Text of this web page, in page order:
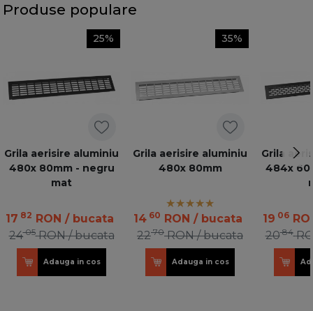
Produse populare
25%
Grila aerisire aluminiu
480x 80mm - negru
mat
17 82 RON / bucata
2405 RON / bucata
Adauga in cos
35%
Grila aerisire aluminiu
480x 80mm
14 60 RON / bucata
2270 RON / bucata
Adauga in cos
Grila
484x
19 06
2084